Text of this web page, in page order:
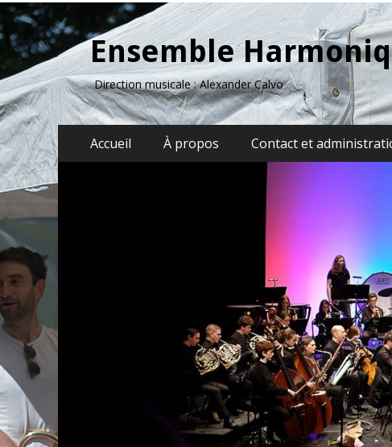
Ensemble
Direction musicale : Alexander Calvo
Menu
principal
AllerAccueil À propos Contact et